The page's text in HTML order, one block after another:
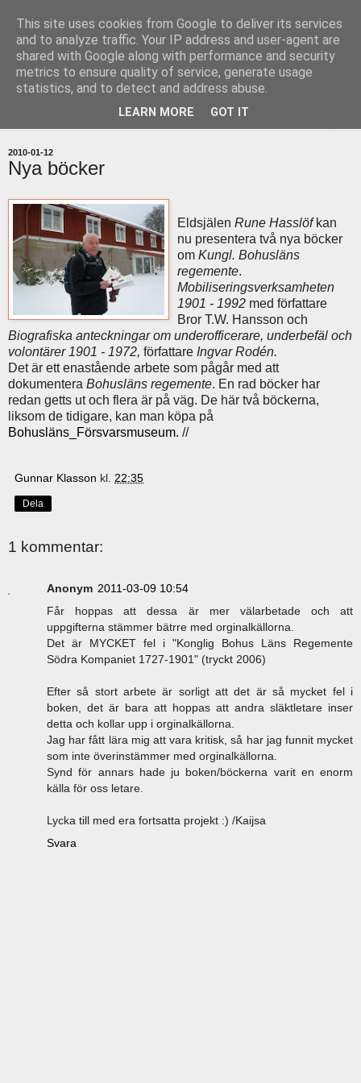
uddevallabloggen.se
med stort och smått från Uddevallas horisont
2010-01-12
Nya böcker
Eldsjälen Rune Hasslöfkan
nu presentera två nya böcker
om Kungl. Bohusläns
regemente.
Mobiliseringsverksamheten
1901 - 1992 med författare
Bror T.W. Hansson och
Biografiska anteckningar om underofficerare, underbefäl och
volontärer 1901 - 1972, författare Ingvar Rodén.
Det är ett enastående arbete som pågår med att
dokumentera Bohusläns regemente. En rad böcker har
redan getts ut och flera är på väg. De här två böckerna,
liksom de tidigare, kan man köpa på
Bohusläns_Försvarsmuseum. //
Gunnar Klasson kl. 22:35
Dela
1 kommentar:
Anonym 2011-03-09 10:54
Får hoppas att dessa är mer välarbetade och att
uppgifterna stämmer bätrre med orginalkällorna.
Det är MYCKET fel i "Konglig Bohus Läns Regemente
Södra Kompaniet 1727-1901" (tryckt 2006)
Efter så stort arbete är sorligt att det är så mycket fel i
boken, det är bara att hoppas att andra släktletare inser
detta och kollar upp i orginalkällorna.
Jag har fått lära mig att vara kritisk, så har jag funnit mycket
som inte överinstämmer med orginalkällorna.
Synd för annars hade ju boken/böckerna varit en enorm
källa för oss letare.
Lycka till med era fortsatta projekt :) /Kaijsa
Svara
This site uses cookies from Google to deliver its services
and to analyze traffic. Your IP address and user-agent are
shared with Google along with performance and security
metrics to ensure quality of service, generate usage
statistics, and to detect and address abuse.
LEARN MORE GOT IT